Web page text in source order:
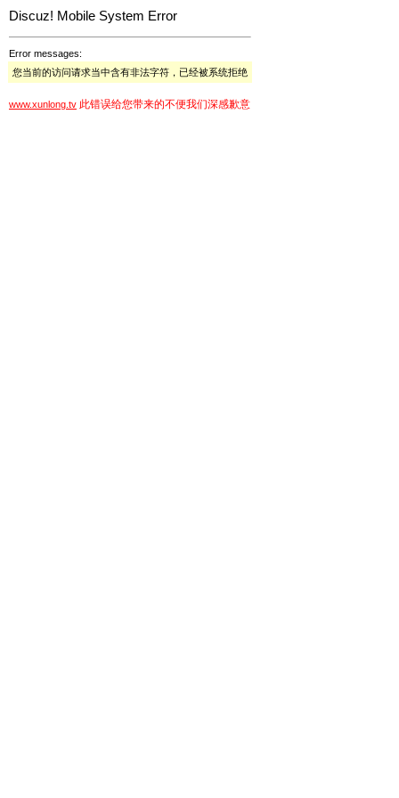
Discuz! Mobile System Error
Error messages:
您当前的访问请求当中含有非法字符，已经被系统拒绝
www.xunlong.tv 此错误给您带来的不便我们深感歉意